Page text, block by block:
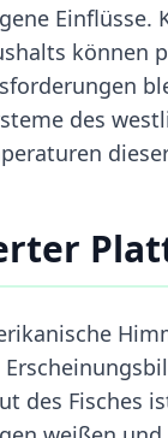
Einflüsse.
können
des
des Fisches